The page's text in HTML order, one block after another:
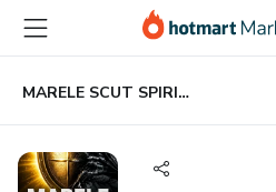
main
content
MARELE SCUT SPIRITUAL ÎMPOTRIVA ENERGIEI NEGATIVE DIN VIAȚA TA FINANCIARĂ